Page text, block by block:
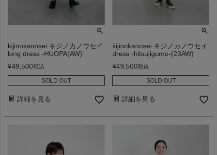
kijinokanosei キジノカノウセイ
long dress -HUOPA(AW)
¥49,500税込
SOLD OUT
詳細を見る
kijinokanosei キジノカノウセイ
dress -hitsujigumo-(23AW)
¥49,500税込
SOLD OUT
詳細を見る